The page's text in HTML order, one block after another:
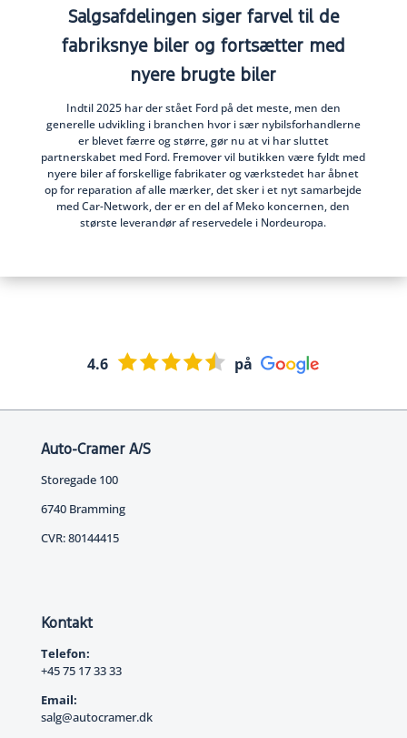
Salgsafdelingen siger farvel til de
fabriksnye biler og fortsætter med
nyere brugte biler
Indtil 2025 har der stået Ford på det meste, men den
generelle udvikling i branchen hvor i sær nybilsforhandlerne
er blevet færre og større, gør nu at vi har sluttet
partnerskabet med Ford. Fremover vil butikken være fyldt med
nyere biler af forskellige fabrikater og værkstedet har åbnet
op for reparation af alle mærker, det sker i et nyt samarbejde
med Car-Network, der er en del af Meko koncernen, den
største leverandør af reservedele i Nordeuropa.
4.6 på
Auto-Cramer A/S
Storegade 100
6740 Bramming
CVR: 80144415
Kontakt
Telefon:
+45 75 17 33 33
Email:
salg@autocramer.dk